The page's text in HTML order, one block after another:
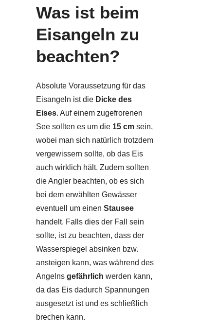
Was ist beim
Eisangeln zu
beachten?
Absolute Voraussetzung für das
Eisangeln ist die Dicke des
Eises. Auf einem zugefrorenen
See sollten es um die 15 cm sein,
wobei man sich natürlich trotzdem
vergewissern sollte, ob das Eis
auch wirklich hält. Zudem sollten
die Angler beachten, ob es sich
bei dem erwählten Gewässer
eventuell um einen Stausee
handelt. Falls dies der Fall sein
sollte, ist zu beachten, dass der
Wasserspiegel absinken bzw.
ansteigen kann, was während des
Angelns gefährlich werden kann,
da das Eis dadurch Spannungen
ausgesetzt ist und es schließlich
brechen kann.